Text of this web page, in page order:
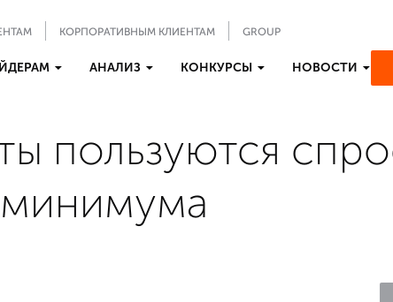
КОРПОРАТИВНЫМ КЛИЕНТАМ GROUP
АНАЛИЗ КОНКУРСЫ НОВОСТИ
пользуются
минимума